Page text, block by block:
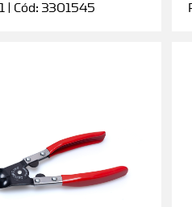
| Cód: 3301545